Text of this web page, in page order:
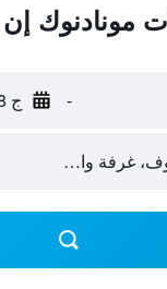
مونادنوك إن
- ج 14/8